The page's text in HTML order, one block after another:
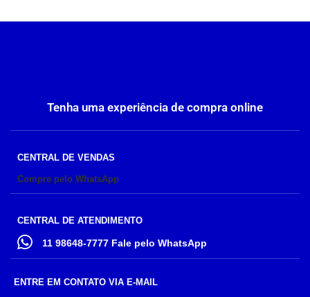
Tenha uma experiência de compra online
CENTRAL DE VENDAS
Compre pelo WhatsApp
CENTRAL DE ATENDIMENTO
11 98648-7777 Fale pelo WhatsApp
ENTRE EM CONTATO VIA E-MAIL